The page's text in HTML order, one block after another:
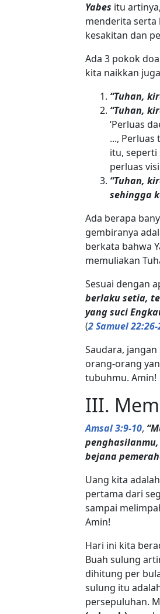
Yabes itu
menderita serta
kesakitan dan
Ada 3 pokok
kita naikkan
“Tuhan,
“Tuhan,
‘Perluas
..., Perluas
itu, seperti
perluas
“Tuhan,
sehingga
Ada berapa
gembiranya
berkata bahwa
memuliakan
Sesuai dengan
berlaku setia,
yang suci
(2 Samuel 22:26-
Saudara, jangan
orang-orang
tubuhmu. Amin!
III.
Amsal 3:9-10,
bejana
Uang kita
pertama dari
sampai
Amin!
Hari ini kita
Buah sulung
dihitung per
sulung itu
persepuluhan.